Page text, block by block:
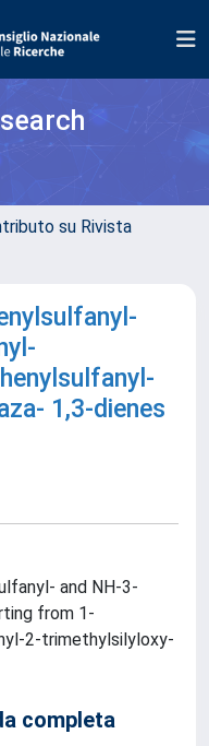
su Rivista
1,3-dienes
and NH-3-
from 1-
2-trimethylsilyloxy-
completa